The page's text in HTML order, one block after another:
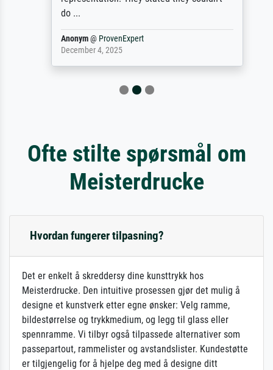
do ...
Anonym@ProvenExpert
December 4, 2025
Ofte stilte spørsmål om
Meisterdrucke
Hvordan fungerer tilpasning?
Det er enkelt å skreddersy dine kunsttrykk hos
Meisterdrucke. Den intuitive prosessen gjør det mulig å
designe et kunstverk etter egne ønsker: Velg ramme,
bildestørrelse og trykkmedium, og legg til glass eller
spennramme. Vi tilbyr også tilpassede alternativer som
passepartout, rammelister og avstandslister. Kundestøtte
er tilgjengelig for å hjelpe deg med å designe ditt